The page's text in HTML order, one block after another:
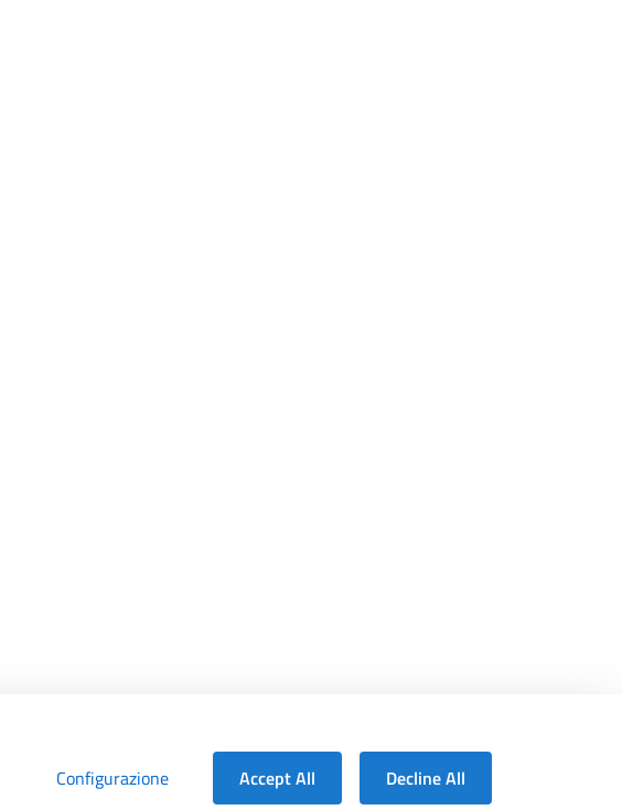
Configurazione Accept All Decline All